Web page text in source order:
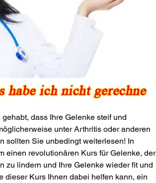
dass Ihre Gelenke steif und
unter Arthritis oder anderen
sollten Sie unbedingt weiterlesen! In
einen revolutionären Kurs für Gelenke, der
zu lindern und Ihre Gelenke wieder fit und
dieser Kurs Ihnen dabei helfen kann, ein